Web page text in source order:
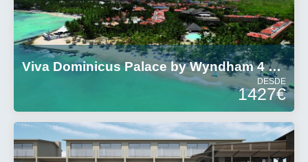
Viva Dominicus Palace by Wyndham 4 Estrellas
DESDE
1427€